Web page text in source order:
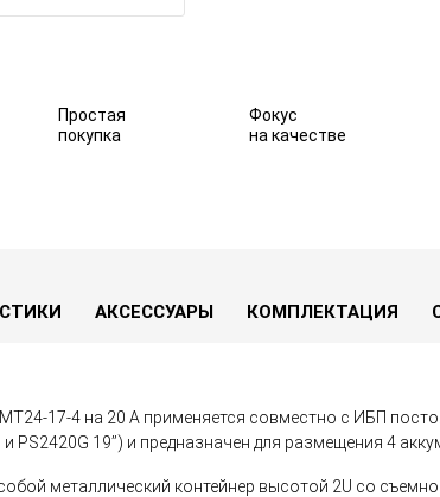
Простая
покупка
Фокус
на качестве
АКСЕССУАРЫ КОМПЛЕКТАЦИЯ
17-4 на 20 А применяется совместно с ИБП
и PS2420G 19’’) и предназначен для размещения 4
металлический контейнер высотой 2U со